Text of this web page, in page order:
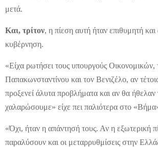
μετά.
Και, τρίτον, η πίεση αυτή ήταν επιθυμητή
κυβέρνηση.
«Είχα ρωτήσει τους υπουργούς Οικονομικών,
Παπακωνσταντίνου και τον Βενιζέλο, αν
προξενεί άλυτα προβλήματα και αν θα ήθελαν
χαλαρώσουμε» είχε πει παλιότερα στο
«Όχι, ήταν η απάντησή τους. Αν η εξωτερική
παραλύσουν και οι μεταρρυθμίσεις στην